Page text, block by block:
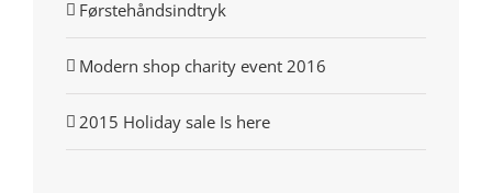
Førstehåndsindtryk
Modern shop charity event 2016
2015 Holiday sale Is here